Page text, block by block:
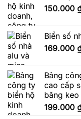
150.000
Biển số
169.000
Bảng
cao cấp
băng
199.000